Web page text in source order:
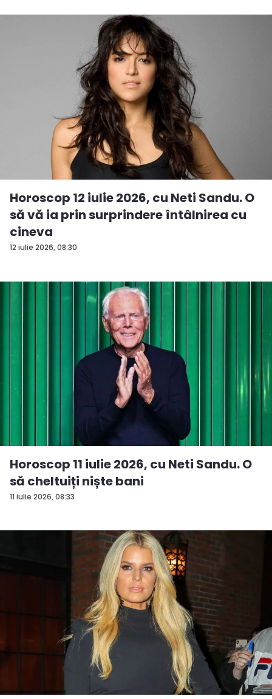
12 iulie 2026, 08:30
Horoscop 12 iulie 2026, cu Neti Sandu. O
să vă ia prin surprindere întâlnirea cu
cineva
11 iulie 2026, 08:33
Horoscop 11 iulie 2026, cu Neti Sandu. O
să cheltuiți niște bani